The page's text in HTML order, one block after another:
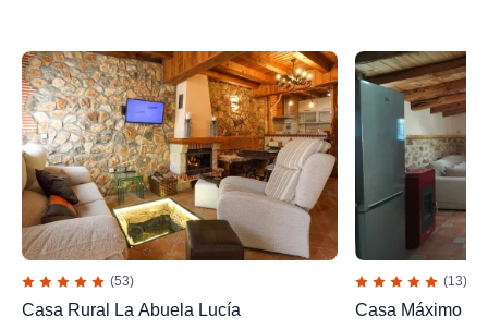
(53)
Casa Rural La Abuela Lucía
(13)
Casa Máximo y